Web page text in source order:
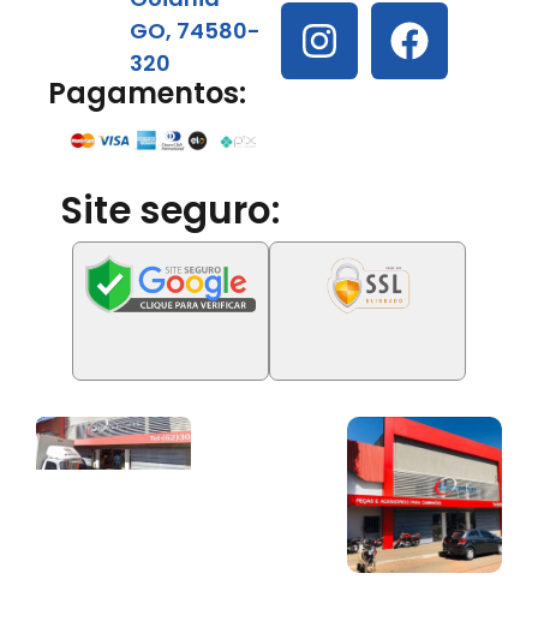
GO, 74580-
320
Pagamentos:
Site seguro: